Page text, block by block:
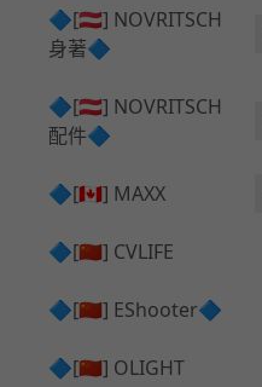
手持 裝備 ⧸ 偽裝
披肩 ⧸ Shoulder Piece
onie
AR ⧸ DMR 彈匣用
SMG ⧸ SSR90 彈匣用
腰包 ⧸ 萬用包
HPA 氣瓶袋 ⧸ 水袋包
手槍 彈匣用
🔷[🇦🇹] NOVRITSCH
身著🔷
闊邊帽 ⧸ Boonie Hat
戰術背心+前掛 ⧸ Plate Car
rier+Flap
tlebelt
護目鏡 ⧸ 除霧器
腰帶 ⧸ 腿掛
🔷[🇦🇹] NOVRITSCH
配件🔷
✅ 快拔槍套 ⧸ 槍背帶
✅ 槍架 ⧸ 訓練靶具 ⧸ 工具
🔷[🇨🇦] MAXX
AEG 活塞頭 ⧸ AEG Piston
HOP座 ⧸ HOP-UP
競速扳機 ⧸ Speed Trigger
🔷[🇨🇳] CVLIFE
🔷[🇨🇳] EShooter🔷
🔷[🇨🇳] OLIGHT